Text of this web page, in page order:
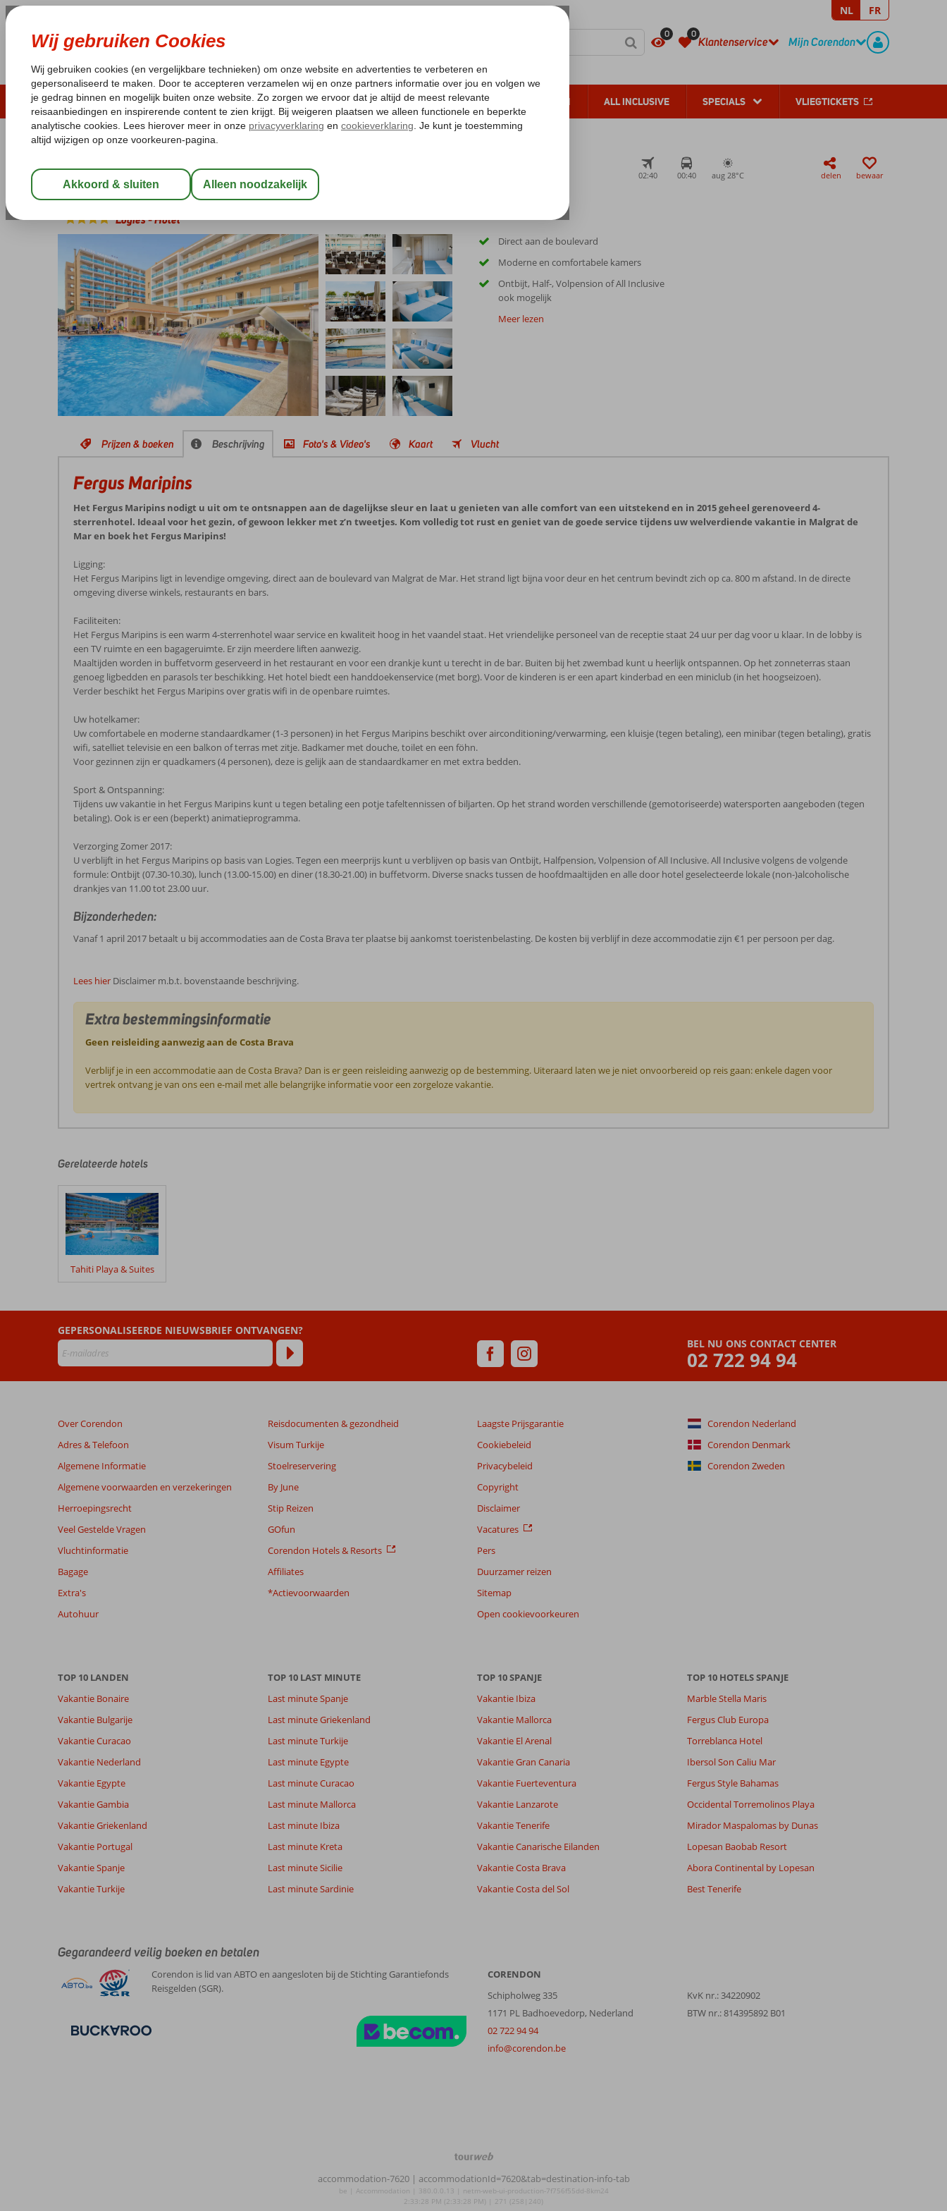
0 0
Klantenservice
CONTACT
Mijn Corendon
REGISTREER
NL FR
ZOMER 2026 LAST MINUTES WINTERZON ZONVAKANTIES VERRE REIZEN ALL INCLUSIVE SPECIALS VLIEGTICKETS
Laagsteprijsgarantie* Geen fueltoeslag Gratis annuleren*
Home
Spanje Costa Brava Malgrat de Mar Fergus Maripins
Fergus Maripins
Logies-Hotel
02:40 00:40 aug 28°C delen bewaar
Direct aan de boulevard
Moderne en comfortabele kamers
Ontbijt, Half-, Volpension of All Inclusive
ook mogelijk
Meer lezen
Prijzen & boeken Beschrijving Foto's & Video's Kaart Vlucht
Fergus Maripins
Het Fergus Maripins nodigt u uit om te ontsnappen aan de dagelijkse sleur en laat u genieten van alle comfort van een uitstekend en in 2015 geheel gerenoveerd 4-
sterrenhotel. Ideaal voor het gezin, of gewoon lekker met z’n tweetjes. Kom volledig tot rust en geniet van de goede service tijdens uw welverdiende vakantie in Malgrat de
Mar en boek het Fergus Maripins!
Ligging:
Het Fergus Maripins ligt in levendige omgeving, direct aan de boulevard van Malgrat de Mar. Het strand ligt bijna voor deur en het centrum bevindt zich op ca. 800 m afstand. In de directe
omgeving diverse winkels, restaurants en bars.
Faciliteiten:
Het Fergus Maripins is een warm 4-sterrenhotel waar service en kwaliteit hoog in het vaandel staat. Het vriendelijke personeel van de receptie staat 24 uur per dag voor u klaar. In de lobby is
een TV ruimte en een bagageruimte. Er zijn meerdere liften aanwezig.
Maaltijden worden in buffetvorm geserveerd in het restaurant en voor een drankje kunt u terecht in de bar. Buiten bij het zwembad kunt u heerlijk ontspannen. Op het zonneterras staan
genoeg ligbedden en parasols ter beschikking. Het hotel biedt een handdoekenservice (met borg). Voor de kinderen is er een apart kinderbad en een miniclub (in het hoogseizoen).
Verder beschikt het Fergus Maripins over gratis wifi in de openbare ruimtes.
Uw hotelkamer:
Uw comfortabele en moderne standaardkamer (1-3 personen) in het Fergus Maripins beschikt over airconditioning/verwarming, een kluisje (tegen betaling), een minibar (tegen betaling), gratis
wifi, satelliet televisie en een balkon of terras met zitje. Badkamer met douche, toilet en een föhn.
Voor gezinnen zijn er quadkamers (4 personen), deze is gelijk aan de standaardkamer en met extra bedden.
Sport & Ontspanning:
Tijdens uw vakantie in het Fergus Maripins kunt u tegen betaling een potje tafeltennissen of biljarten. Op het strand worden verschillende (gemotoriseerde) watersporten aangeboden (tegen
betaling). Ook is er een (beperkt) animatieprogramma.
Verzorging Zomer 2017:
U verblijft in het Fergus Maripins op basis van Logies. Tegen een meerprijs kunt u verblijven op basis van Ontbijt, Halfpension, Volpension of All Inclusive. All Inclusive volgens de volgende
formule: Ontbijt (07.30-10.30), lunch (13.00-15.00) en diner (18.30-21.00) in buffetvorm. Diverse snacks tussen de hoofdmaaltijden en alle door hotel geselecteerde lokale (non-)alcoholische
drankjes van 11.00 tot 23.00 uur.
Bijzonderheden:
Vanaf 1 april 2017 betaalt u bij accommodaties aan de Costa Brava ter plaatse bij aankomst toeristenbelasting. De kosten bij verblijf in deze accommodatie zijn €1 per persoon per dag.
Lees hier Disclaimer m.b.t. bovenstaande beschrijving.
Extra bestemmingsinformatie
Geen reisleiding aanwezig aan de Costa Brava
Verblijf je in een accommodatie aan de Costa Brava? Dan is er geen reisleiding aanwezig op de bestemming. Uiteraard laten we je niet onvoorbereid op reis gaan: enkele dagen voor
vertrek ontvang je van ons een e-mail met alle belangrijke informatie voor een zorgeloze vakantie.
door
klanten
geschreven
na
hun
verblijf
Fergus
Beoordelingen
die
ouder
zijn
dan
worden
meer
weergegeven
de
relevantie
de
getoonde
Gerelateerde hotels
Tahiti Playa & Suites
BEL NU ONS CONTACT CENTER
02 722 94 94
GEPERSONALISEERDE NIEUWSBRIEF ONTVANGEN?
Over Corendon
Adres & Telefoon
Algemene Informatie
Algemene voorwaarden en verzekeringen
Herroepingsrecht
Veel Gestelde Vragen
Vluchtinformatie
Bagage
Extra's
Autohuur
Reisdocumenten & gezondheid
Visum Turkije
Stoelreservering
By June
Stip Reizen
GOfun
Corendon Hotels & Resorts
Affiliates
*Actievoorwaarden
Laagste Prijsgarantie
Cookiebeleid
Privacybeleid
Copyright
Disclaimer
Vacatures
Pers
Duurzamer reizen
Sitemap
Open cookievoorkeuren
Corendon Nederland
Corendon Denmark
Corendon Zweden
TOP 10 LANDEN
Vakantie Bonaire
Vakantie Bulgarije
Vakantie Curacao
Vakantie Nederland
Vakantie Egypte
Vakantie Gambia
Vakantie Griekenland
Vakantie Portugal
Vakantie Spanje
Vakantie Turkije
TOP 10 LAST MINUTE
Last minute Spanje
Last minute Griekenland
Last minute Turkije
Last minute Egypte
Last minute Curacao
Last minute Mallorca
Last minute Ibiza
Last minute Kreta
Last minute Sicilie
Last minute Sardinie
TOP 10 SPANJE
Vakantie Ibiza
Vakantie Mallorca
Vakantie El Arenal
Vakantie Gran Canaria
Vakantie Fuerteventura
Vakantie Lanzarote
Vakantie Tenerife
Vakantie Canarische Eilanden
Vakantie Costa Brava
Vakantie Costa del Sol
TOP 10 HOTELS SPANJE
Marble Stella Maris
Fergus Club Europa
Torreblanca Hotel
Ibersol Son Caliu Mar
Fergus Style Bahamas
Occidental Torremolinos Playa
Mirador Maspalomas by Dunas
Lopesan Baobab Resort
Abora Continental by Lopesan
Best Tenerife
Gegarandeerd veilig boeken en betalen
Corendon is lid van ABTO en aangesloten bij de Stichting Garantiefonds
Reisgelden (SGR).
CORENDON
Schipholweg 335
1171 PL Badhoevedorp, Nederland
02 722 94 94
info@corendon.be
KvK nr.: 34220902
BTW nr.: 814395892 B01
TourWeb
©
NetMatch
accommodation-7620 | accommodationId=7620&tab=destination-info-tab
be | Accommodation | 380.0.0.13 | netm-web-ui-production-7f756f55dd-8km24
2:33:28 PM (2:33:28 PM) | 271 (258|240)